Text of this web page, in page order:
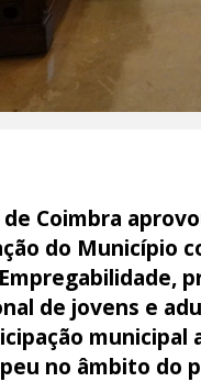
Coimbra
do Município
de jovens e
municipal
no âmbito do